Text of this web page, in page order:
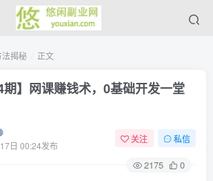
法揭秘 正文
期】网课赚钱术，0基础开发一堂
日 00:24发布
关注 私信
2175 0